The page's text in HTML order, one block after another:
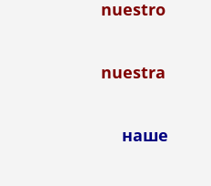
nuestro
nuestra
наше